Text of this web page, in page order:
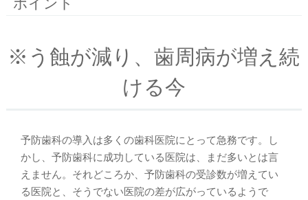
※う蝕が減り、歯周病が増え続
ける今
予防歯科の導入は多くの歯科医院にとって急務です。し
かし、予防歯科に成功している医院は、まだ多いとは言
えません。それどころか、予防歯科の受診数が増えてい
る医院と、そうでない医院の差が広がっているようで